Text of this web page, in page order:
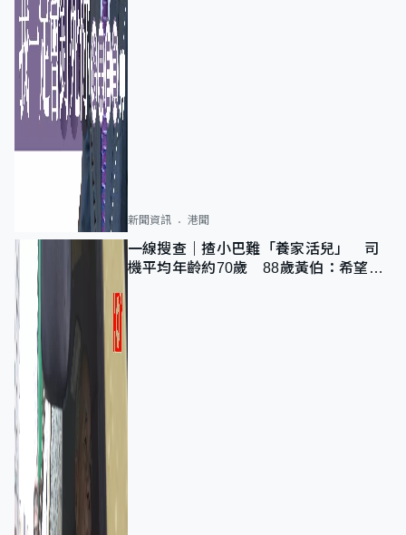
新聞資訊 港聞
一線搜查｜揸小巴難「養家活兒」 司
機平均年齡約70歲 88歲黃伯：希望一